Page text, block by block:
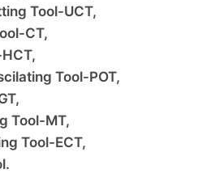
Tool-UCT,
CT,
Tool-POT,
Tool-MT,
Tool-ECT,